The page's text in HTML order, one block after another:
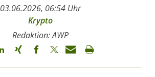
03.06.2026, 06:54 Uhr
Krypto
Redaktion: AWP